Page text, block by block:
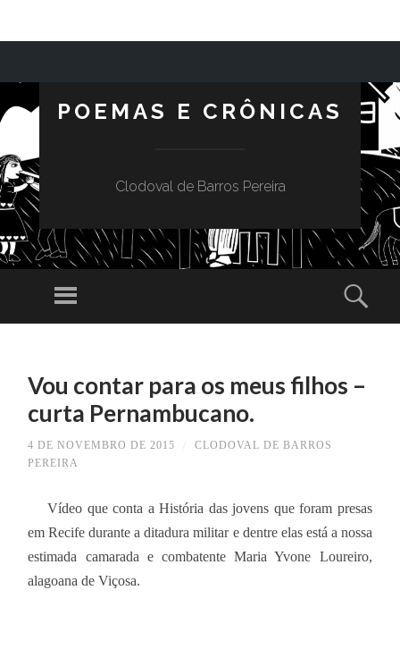
POEMAS E CRÔNICAS
Clodoval de Barros Pereira
Menu
Vou contar para os meus filhos –
curta Pernambucano.
4 DE NOVEMBRO DE 2015
CLODOVAL DE BARROS
PEREIRA
Vídeo que conta a História das jovens que foram presas
em Recife durante a ditadura militar e dentre elas está a nossa
estimada camarada e combatente Maria Yvone Loureiro,
alagoana de Viçosa.